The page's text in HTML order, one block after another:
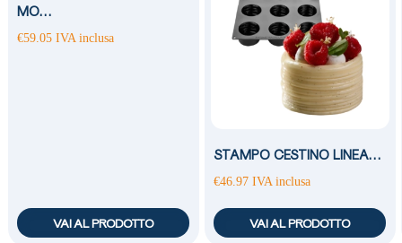
MO…
€59.05 IVA inclusa
VAI AL PRODOTTO
STAMPO CESTINO LINEA…
€46.97 IVA inclusa
VAI AL PRODOTTO